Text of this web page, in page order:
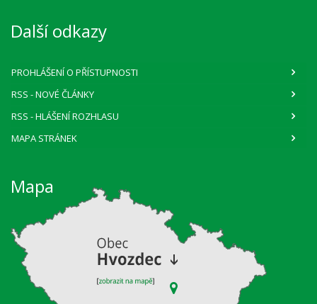
Další odkazy
PROHLÁŠENÍ O PŘÍSTUPNOSTI
RSS - NOVÉ ČLÁNKY
RSS - HLÁŠENÍ ROZHLASU
MAPA STRÁNEK
Mapa